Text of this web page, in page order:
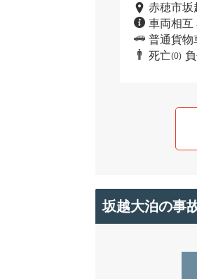
赤穂市坂
車両相互
普通貨物
死亡(0)
坂越大泊の事